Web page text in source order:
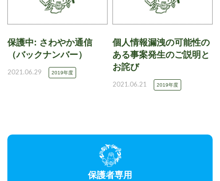
保護中: さわやか通信
（バックナンバー）
2021.06.29 2019年度
個人情報漏洩の可能性の
ある事案発生のご説明と
お詫び
2021.06.21 2019年度
保護者専用